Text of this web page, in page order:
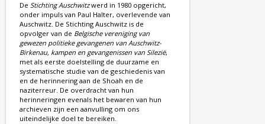
De Stichting Auschwitzwerd in 1980 opgericht,
onder impuls van Paul Halter, overlevende van
Auschwitz. De Stichting Auschwitz is de
opvolger van de Belgische vereniging van
gewezen politieke gevangenen van Auschwitz-
Birkenau, kampen en gevangenissen van Silezië,
met als eerste doelstelling de duurzame en
systematische studie van de geschiedenis van
en de herinnering aan de Shoah en de
naziterreur. De overdracht van hun
herinneringen evenals het bewaren van hun
archieven zijn een aanvulling om ons
uiteindelijke doel te bereiken.